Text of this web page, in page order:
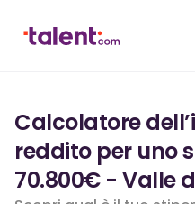
Calcolatore
reddito per uno
70.800€ - Valle